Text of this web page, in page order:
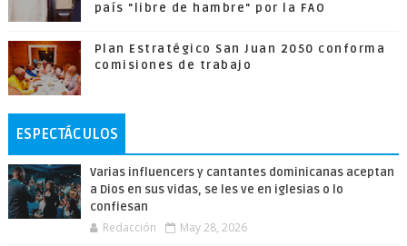
país "libre de hambre" por la FAO
Plan Estratégico San Juan 2050 conforma
comisiones de trabajo
ESPECTÁCULOS
Varias influencers y cantantes dominicanas aceptan
a Dios en sus vidas, se les ve en iglesias o lo
confiesan
Redacción May 28, 2026